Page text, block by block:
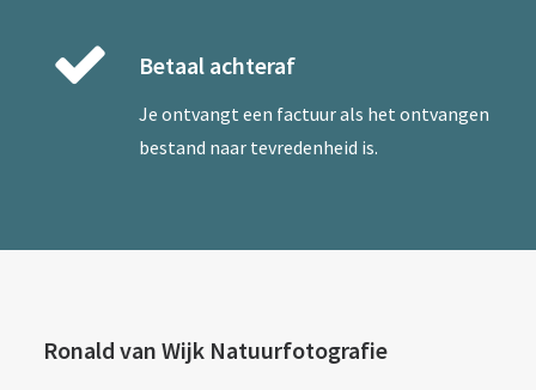
Betaal achteraf
Je ontvangt een factuur als het ontvangen
bestand naar tevredenheid is.
Ronald van Wijk Natuurfotografie